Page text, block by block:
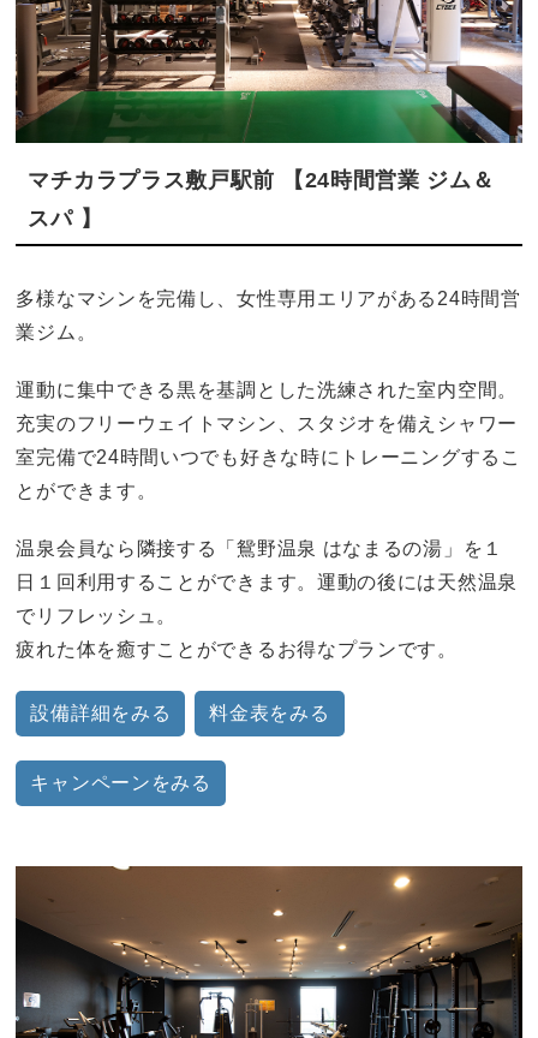
マチカラプラス敷戸駅前 【24時間営業 ジム＆
スパ 】
多様なマシンを完備し、女性専用エリアがある24時間営
業ジム。
運動に集中できる黒を基調とした洗練された室内空間。
充実のフリーウェイトマシン、スタジオを備えシャワー
室完備で24時間いつでも好きな時にトレーニングするこ
とができます。
温泉会員なら隣接する「鴛野温泉 はなまるの湯」を１
日１回利用することができます。運動の後には天然温泉
でリフレッシュ。
疲れた体を癒すことができるお得なプランです。
設備詳細をみる 料金表をみる
キャンペーンをみる